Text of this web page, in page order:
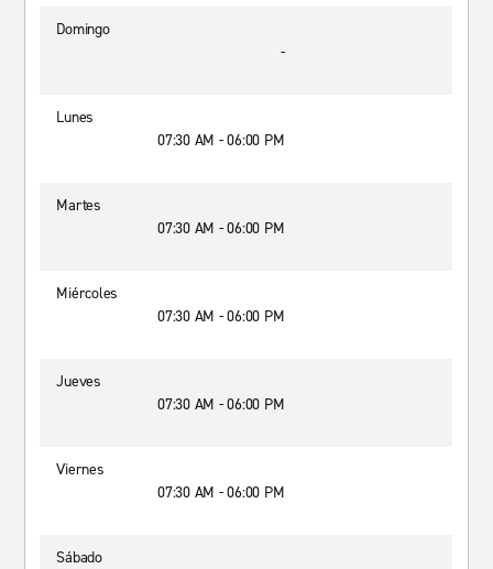
Domingo
-
Lunes
07:30 AM - 06:00 PM
Martes
07:30 AM - 06:00 PM
Miércoles
07:30 AM - 06:00 PM
Jueves
07:30 AM - 06:00 PM
Viernes
07:30 AM - 06:00 PM
Sábado